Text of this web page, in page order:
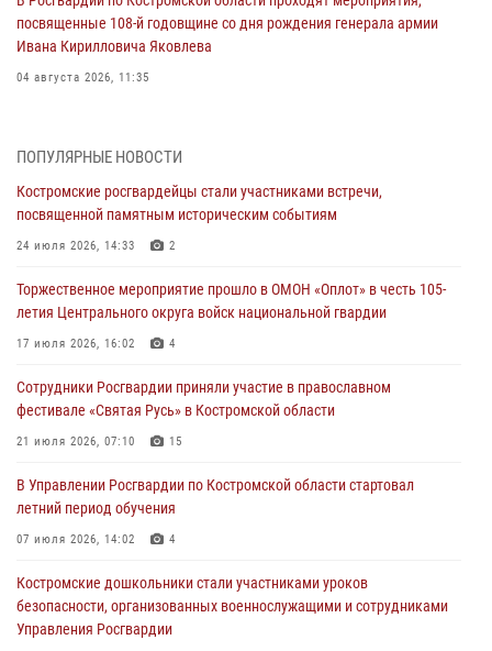
посвященные 108-й годовщине со дня рождения генерала армии
Ивана Кирилловича Яковлева
04 августа 2026, 11:35
представителя Президента Российской Федерации в Северо-
Кавказском федеральном округе Виталием Кузнецовым
31 июля 2026, 07:08 4
31 июля 2026, 06:48 1
Костромские дошкольники стали участниками уроков
Управления Росгвардии
30 июля 2026, 10:39 9
услуг» для получения услуг по линии Росгвардии
29 июля 2026, 06:26 1
в честь князя Владимира в Костроме
28 июля 2026, 06:14 2
ПОПУЛЯРНЫЕ НОВОСТИ
Костромские росгвардейцы стали участниками встречи,
посвященной памятным историческим событиям
24 июля 2026, 14:33 2
Торжественное мероприятие прошло в ОМОН «Оплот» в честь 105-
летия Центрального округа войск национальной гвардии
17 июля 2026, 16:02 4
Сотрудники Росгвардии приняли участие в православном
фестивале «Святая Русь» в Костромской области
21 июля 2026, 07:10 15
В Управлении Росгвардии по Костромской области стартовал
летний период обучения
07 июля 2026, 14:02 4
Костромские дошкольники стали участниками уроков
безопасности, организованных военнослужащими и сотрудниками
Управления Росгвардии